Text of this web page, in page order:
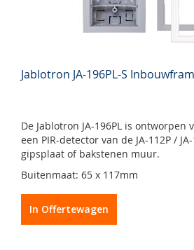
Jablotron JA-196PL-S
De Jablotron JA-196PL is
een PIR-detector van de JA-112P /
gipsplaat of bakstenen muur.
Buitenmaat: 65 x 117mm
In Offertewagen